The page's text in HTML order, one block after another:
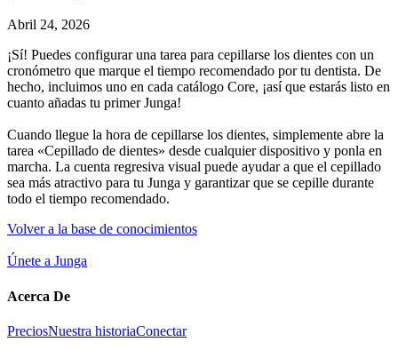
Abril 24, 2026
¡Sí! Puedes configurar una tarea para cepillarse los dientes con un
cronómetro que marque el tiempo recomendado por tu dentista. De
hecho, incluimos uno en cada catálogo Core, ¡así que estarás listo en
cuanto añadas tu primer Junga!
Cuando llegue la hora de cepillarse los dientes, simplemente abre la
tarea «Cepillado de dientes» desde cualquier dispositivo y ponla en
marcha. La cuenta regresiva visual puede ayudar a que el cepillado
sea más atractivo para tu Junga y garantizar que se cepille durante
todo el tiempo recomendado.
Volver a la base de conocimientos
Únete a Junga
Acerca De
PreciosNuestra historiaConectar